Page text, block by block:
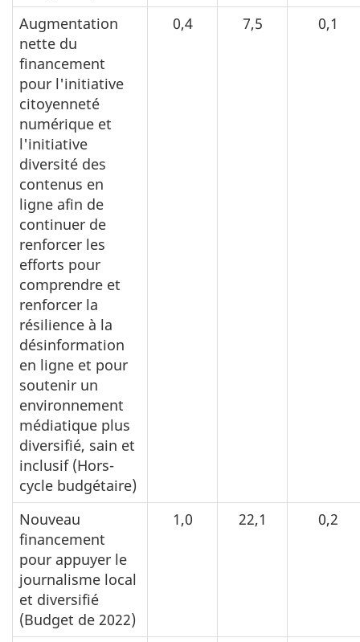
Augmentation
nette du
financement
pour l'initiative
citoyenneté
numérique et
l'initiative
diversité des
contenus en
ligne afin de
continuer de
renforcer les
efforts pour
comprendre et
renforcer la
résilience à la
désinformation
en ligne et pour
soutenir un
environnement
médiatique plus
diversifié, sain et
inclusif (Hors-
cycle budgétaire)
0,4 7,5 0,1
Nouveau
financement
pour appuyer le
journalisme local
et diversifié
(Budget de 2022)
1,0 22,1 0,2